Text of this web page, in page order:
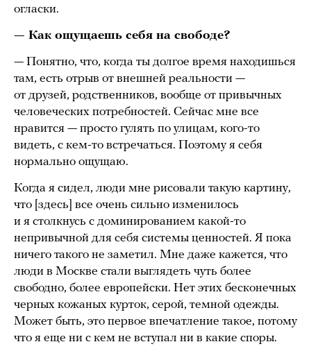
огласки.
— Как ощущаешь себя на свободе?
— Понятно, что, когда ты долгое время находишься
там, есть отрыв от внешней реальности —
от друзей, родственников, вообще от привычных
человеческих потребностей. Сейчас мне все
нравится — просто гулять по улицам, кого-то
видеть, с кем-то встречаться. Поэтому я себя
нормально ощущаю.
Когда я сидел, люди мне рисовали такую картину,
что [здесь] все очень сильно изменилось
и я столкнусь с доминированием какой-то
непривычной для себя системы ценностей. Я пока
ничего такого не заметил. Мне даже кажется, что
люди в Москве стали выглядеть чуть более
свободно, более европейски. Нет этих бесконечных
черных кожаных курток, серой, темной одежды.
Может быть, это первое впечатление такое, потому
что я еще ни с кем не вступал ни в какие споры.